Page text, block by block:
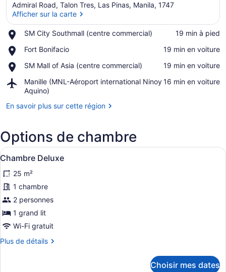
Admiral Road, Talon Tres, Las Pinas, Manila, 1747
Afficher sur la carte
SM City Southmall (centre commercial)
Place,
City
(centre
commercial)
‪19 min à pied‬
Fort Bonifacio
Place,
Bonifacio
‪19 min en voiture‬
SM Mall of Asia (centre commercial)
Place,
Mall
of
Asia
(centre
‪19 min en voiture‬
Manille (MNL-Aéroport international Ninoy
Aquino)
Airport,
Manille
Aéroport
Aquino)
‪16 min en voiture‬
En savoir plus sur cette région
Options de chambre
Afficher
toutes
les
photos
pour
ce
type
chambre :
Chambre Deluxe | Coffre-fort,
6
Chambre Deluxe
25 m²
1 chambre
2 personnes
1 grand lit
Wi-Fi gratuit
Plus de détails
Plus
Choisir mes dates